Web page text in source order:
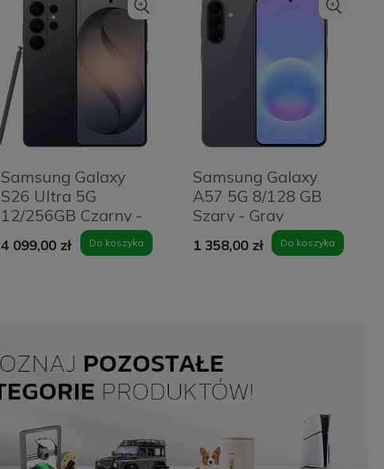
Samsung Galaxy
S26 Ultra 5G
12/256GB Czarny -
4 099,00 zł Do koszyka
Samsung Galaxy
A57 5G 8/128 GB
Szary - Gray
1 358,00 zł Do koszyka